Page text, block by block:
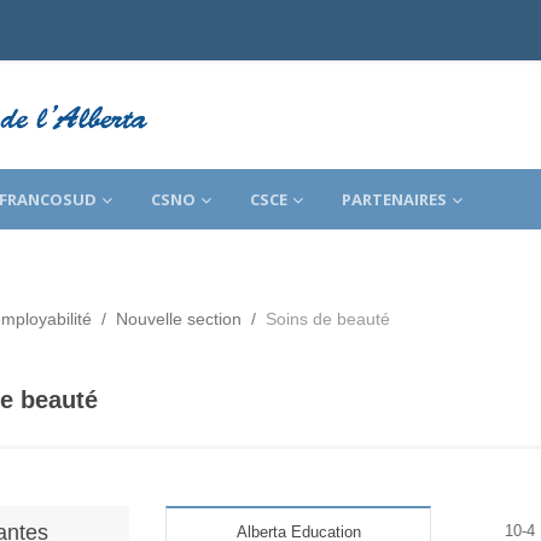
FRANCOSUD CSNO CSCE PARTENAIRES
Nouvelle section Soins de beauté
beauté
Alberta Education 10-4